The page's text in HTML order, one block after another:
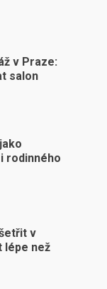
v Praze:
salon
rodinného
v
lépe než